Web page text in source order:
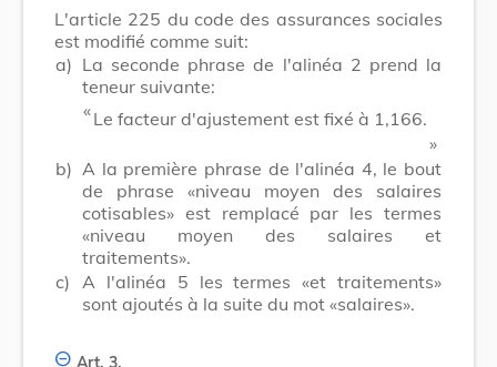
L'article 225 du code des assurances sociales
est modifié comme suit:
a) La seconde phrase de l'alinéa 2 prend la
teneur suivante:
«Le facteur d'ajustement est fixé à 1,166.
»
b) A la première phrase de l'alinéa 4, le bout
de phrase «niveau moyen des salaires
cotisables» est remplacé par les termes
«niveau moyen des salaires et
traitements».
c)
A l'alinéa 5 les termes «et traitements»
sont ajoutés à la suite du mot «salaires».
Art. 3.